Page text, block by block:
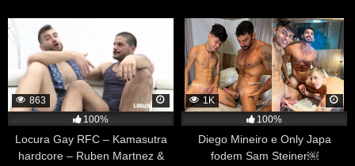
863
100%
Locura Gay RFC – Kamasutra
hardcore – Ruben Martnez &
1K
100%
Diego Mineiro e Only Japa
fodem Sam Steiner￼